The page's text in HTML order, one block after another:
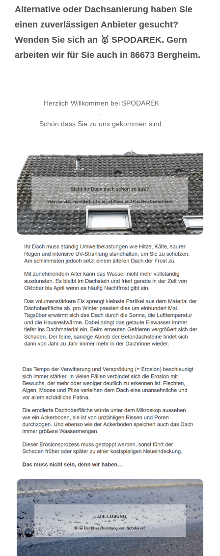
Alternative oder Dachsanierung haben Sie
einen zuverlässigen Anbieter gesucht?
Wenden Sie sich an 🥇 SPODAREK. Gern
arbeiten wir für Sie auch in 86673 Bergheim.
Herzlich Willkommen bei SPODAREK
-
Schön dass Sie zu uns gekommen sind.